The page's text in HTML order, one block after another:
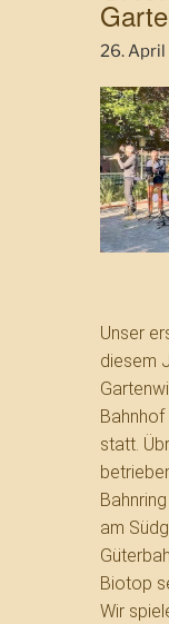
26. April
Unser
diesem
statt.
am
Biotop
Wir